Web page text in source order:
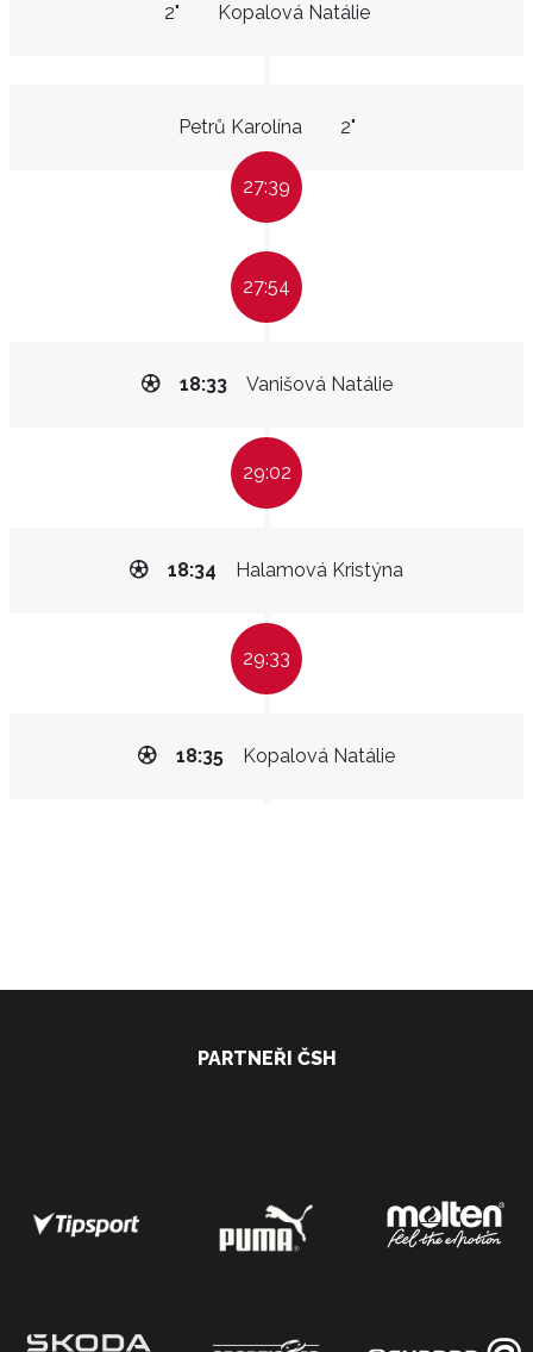
Kopalová Natálie
2"
Petrů Karolína 2"
27:39
27:54
Vanišová Natálie
18:33
29:02
Halamová Kristýna
18:34
29:33
Kopalová Natálie
18:35
PARTNEŘI ČSH